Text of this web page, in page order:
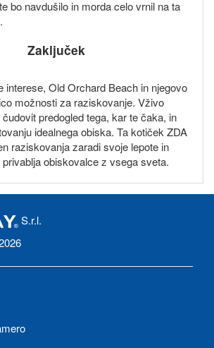
bo navdušilo in morda celo vrnil na ta
Zaključek
interese, Old Orchard Beach in njegovo
možnosti za raziskovanje. Vživo
predogled tega, kar te čaka, in
idealnega obiska. Ta kotiček ZDA
raziskovanja zaradi svoje lepote in
obiskovalce z vsega sveta.
S.r.l.